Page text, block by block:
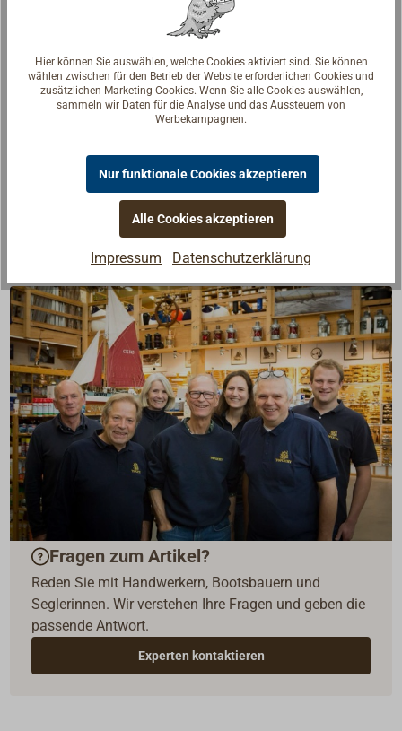
Beschreibung
Kräftiger Einlassgriff aus Bronze.
In die Grundplatte mit abgerundeten Ecken ist ein
Erhältlich mit gerollter oder verchromter Oberfläche.
Lieferung ohne Schrauben.
Fragen zum Artikel?
Reden Sie mit Handwerkern, Bootsbauern und
Seglerinnen. Wir verstehen Ihre Fragen und geben die
passende Antwort.
Experten kontaktieren
Hier können Sie auswählen, welche Cookies aktiviert sind. Sie können
wählen zwischen für den Betrieb der Website erforderlichen Cookies und
zusätzlichen Marketing-Cookies. Wenn Sie alle Cookies auswählen,
sammeln wir Daten für die Analyse und das Aussteuern von
Werbekampagnen.
Nur funktionale Cookies akzeptieren
Alle Cookies akzeptieren
Impressum Datenschutzerklärung